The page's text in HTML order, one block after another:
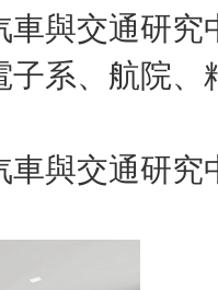
交通研究中心
電子系、航
車與交通研究